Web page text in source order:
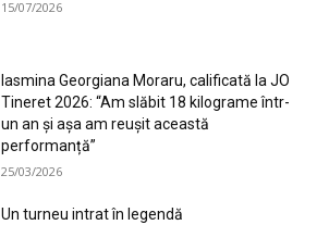
15/07/2026
Iasmina Georgiana Moraru, calificată la JO
Tineret 2026: “Am slăbit 18 kilograme într-
un an și așa am reușit această
performanță”
25/03/2026
Un turneu intrat în legendă